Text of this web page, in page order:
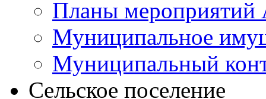
Планы мероприятий
Муниципальное
Муниципальный
Сельское поселение